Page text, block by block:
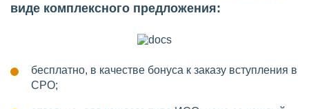
виде комплексного предложения:
бесплатно, в качестве бонуса к заказу вступления в
СРО;